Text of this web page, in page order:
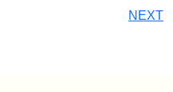
NEXT